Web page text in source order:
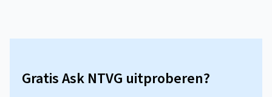
Gratis Ask NTVG uitproberen?